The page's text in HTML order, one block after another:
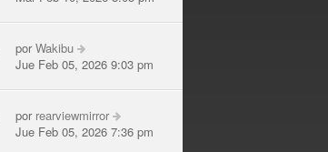
porWakibu
Jue Feb 05, 2026 9:03 pm
por rearviewmirror
Jue Feb 05, 2026 7:36 pm